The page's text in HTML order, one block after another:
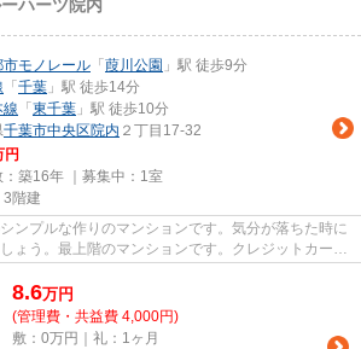
ハーツ院内
市モノレール 「 葭川公園 」駅 徒歩9分
「 千葉 」駅 徒歩14分
線 「 東千葉 」駅 徒歩10分
千葉市中央区院内 ２丁目17-32
円
築16年 ｜募集中： 1室
3階建
ンプルな作りのマンションです。気分が落ちた時に
ょう。最上階のマンションです。クレジットカード
...
8.6万円
(管理費・共益費 4,000円)
敷：0万円｜礼：1ヶ月